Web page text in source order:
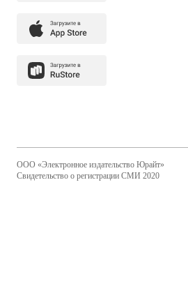
ООО «Электронное издательство Юрайт»
Свидетельство о регистрации СМИ 2020